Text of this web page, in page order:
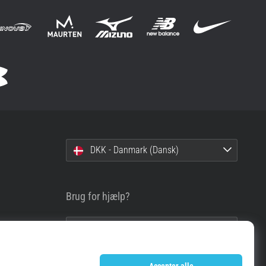
DKK - Danmark (Dansk)
Brug for hjælp?